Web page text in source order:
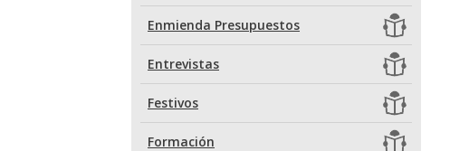
Enmienda Presupuestos
Entrevistas
Festivos
Formación